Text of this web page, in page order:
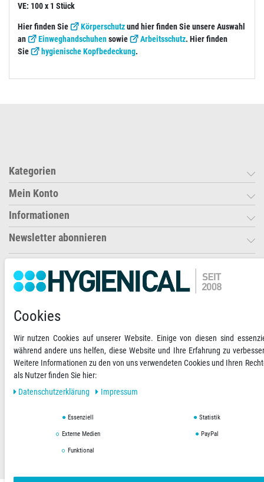
VE: 100 x 1 Stück
Hier finden Sie Körperschutzund hier finden Sie unsere Auswahl
an
Einweghandschuhensowie Arbeitsschutz. Hier finden
Sie
hygienische Kopfbedeckung.
Kategorien
Mein Konto
Informationen
Newsletter abonnieren
Ihre Zahlungsmöglichkeiten 2)
Versandoptionen Social Media
Copyright © 2019 Hygienical. Alle Rechte vorbehalten.
Cookies
Wir nutzen Cookies auf unserer Website. Einige von diesen sind
während andere uns helfen, diese Website und Ihre Erfahrung zu
Weitere Informationen zu den von uns verwendeten Cookies und Ihren
als Nutzer finden Sie hier:
Daten­schutz­erklärung
Impressum
Essenziell Statistik
Externe Medien PayPal
Funktional